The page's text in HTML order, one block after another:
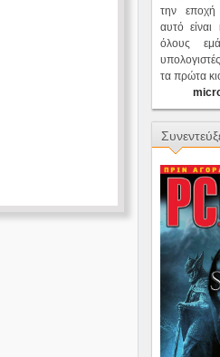
Περισσότερα
Στον
Περισσότερα
την εποχή
αυτό
όλους
τα πρώτα